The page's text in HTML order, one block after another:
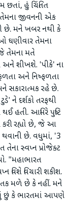
છતાં, હું ચિંતિત
જીવનની એક
છે. મને ખબર નથી કે
ઘણીવાર તેમના
તેમના મતે
અને શીખશે. 'પીકે' ના
અને નિષ્ફળતા
સકારાત્મક રહે છે.
ને દર્શકો તરફથી
હતી. આમિરે પુષ્ટિ
કરી રહ્યો છે, જે આ
થવાની છે. વધુમાં, '3
સ્વપ્ન પ્રોજેક્ટ
"મહાભારત
વિશે વિચારી શકીશ.
મળે છે કે નહીં. મને
છું કે ભારતમાં આપણે